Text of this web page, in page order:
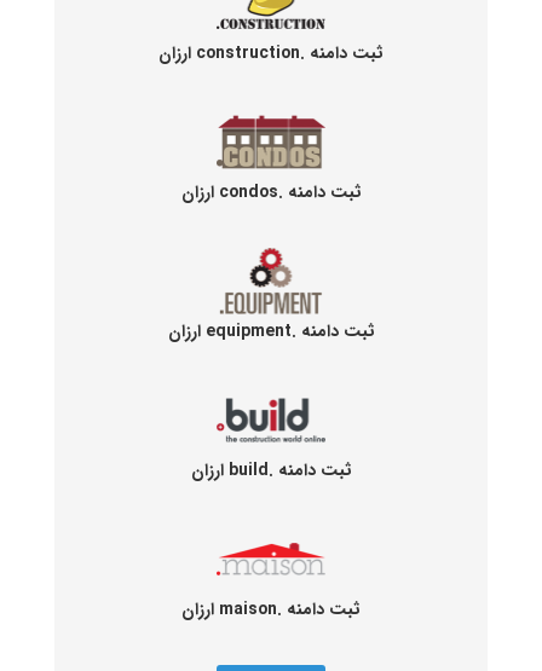
ثبت دامنه .construction ارزان
ثبت دامنه .condos ارزان
ثبت دامنه .equipment ارزان
ثبت دامنه .build ارزان
ثبت دامنه .maison ارزان